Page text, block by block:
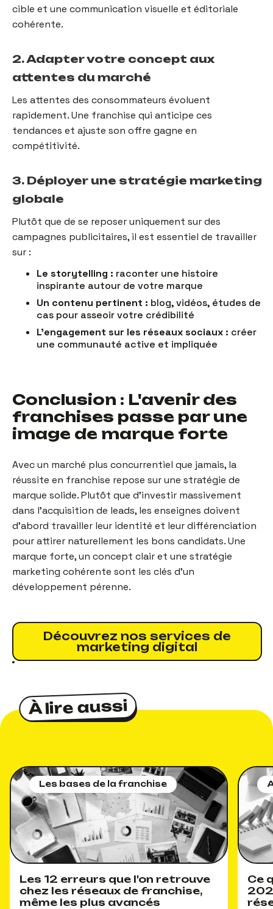
cible et une communication visuelle et éditoriale
cohérente.
2. Adapter votre concept aux
attentes du marché
Les attentes des consommateurs évoluent
rapidement. Une franchise qui anticipe ces
tendances et ajuste son offre gagne en
compétitivité.
3. Déployer une stratégie marketing
globale
Plutôt que de se reposer uniquement sur des
campagnes publicitaires, il est essentiel de travailler
sur :
Le storytelling : raconter une histoire
inspirante autour de votre marque
Un contenu pertinent : blog, vidéos, études de
cas pour asseoir votre crédibilité
L’engagement sur les réseaux sociaux : créer
une communauté active et impliquée
Conclusion : L'avenir des
franchises passe par une
image de marque forte
Avec un marché plus concurrentiel que jamais, la
réussite en franchise repose sur une stratégie de
marque solide. Plutôt que d’investir massivement
dans l’acquisition de leads, les enseignes doivent
d’abord travailler leur identité et leur différenciation
pour attirer naturellement les bons candidats. Une
marque forte, un concept clair et une stratégie
marketing cohérente sont les clés d’un
développement pérenne.
Découvrez nos services de
marketing digital
À lire aussi
À lire aussi
Les bases de la franchise
Les 12 erreurs que l'on retrouve
chez les réseaux de franchise,
même les plus avancés
Ce